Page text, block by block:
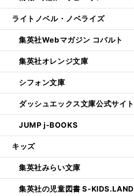
ライトノベル・ノベライズ
集英社Webマガジン コバルト
集英社オレンジ文庫
シフォン文庫
ダッシュエックス文庫公式サイト
JUMP j-BOOKS
キッズ
集英社みらい文庫
集英社の児童図書 S-KIDS.LAND